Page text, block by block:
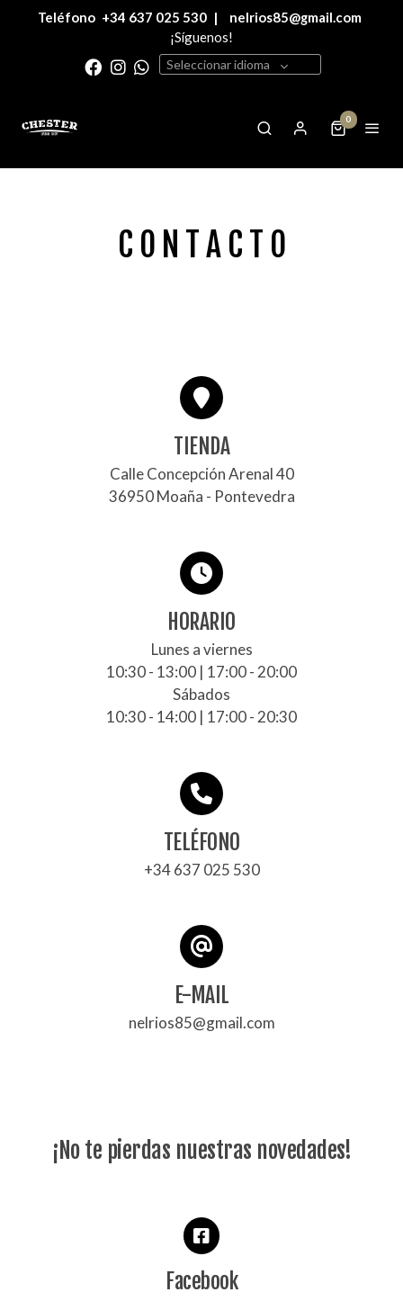
Teléfono +34 637 025 530 |
nelrios85@gmail.com
¡Síguenos!
Seleccionar idioma
0
C O N T A C T O
TIENDA
Calle Concepción Arenal 40
36950 Moaña - Pontevedra
HORARIO
Lunes a viernes
10:30 - 13:00 | 17:00 - 20:00
Sábados
10:30 - 14:00 | 17:00 - 20:30
TELÉFONO
+34 637 025 530
E-MAIL
nelrios85@gmail.com
¡No te pierdas nuestras novedades!
Facebook